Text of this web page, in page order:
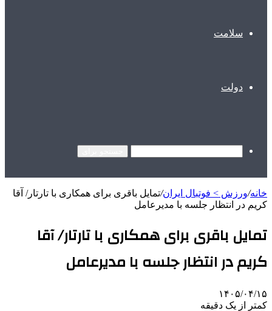
سلامت
دولت
خانه/ورزش > فوتبال ایران/تمایل باقری برای همکاری با تارتار/ آقا
کریم در انتظار جلسه با مدیرعامل
تمایل باقری برای همکاری با تارتار/ آقا
کریم در انتظار جلسه با مدیرعامل
۱۴۰۵/۰۴/۱۵
کمتر از یک دقیقه